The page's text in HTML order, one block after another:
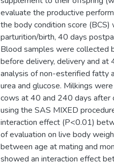
evaluate the productive
the body condition score
parturition/birth, 40 days
Blood samples were collected
before delivery, delivery and
analysis of non-esterified fatty
urea and glucose. Milkings
cows at 40 and 240 days after
using the SAS MIXED
interaction effect (P<0.01)
of evaluation on live body
between age at mating and
showed an interaction effect